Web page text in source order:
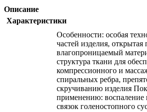
Описание
Характеристики
Особенности: особая
частей изделия, открытая
влагопроницаемый
структура ткани для
компрессионного и
спиральных ребра,
скручиванию изделия
применению: воспаление
связок голеностопного